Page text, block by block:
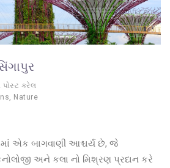
પોસ્ટ કરેલ
, Nature
એક બાગવાણી આશ્ચર્ય છે, જે
અને કલા નો મિશ્રણ પ્રદાન કરે